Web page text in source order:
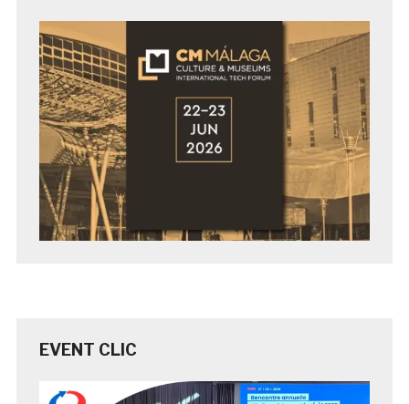
EVENT CLIC